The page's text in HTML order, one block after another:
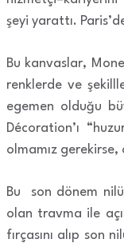
şeyi yarattı.
Bu kanvaslar,
renklerde ve
egemen olduğu
Décoration’ı
olmamız
Bu son dönem
olan travma ile
fırçasını alıp son